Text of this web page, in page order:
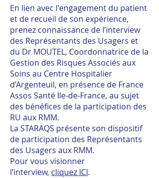
En lien avec l'engagement du patient
et de recueil de son expérience,
prenez connaissance de l’interview
des Représentants des Usagers et
du Dr MOUTEL, Coordonnatrice de la
Gestion des Risques Associés aux
Soins au Centre Hospitalier
d’Argenteuil, en présence de France
Assos Santé Ile-de-France, au sujet
des bénéfices de la participation des
RU aux RMM.
La STARAQS présente son dispositif
de participation des Représentants
des Usagers aux RMM.
Pour vous visionner
l’interview, cliquez ICI.